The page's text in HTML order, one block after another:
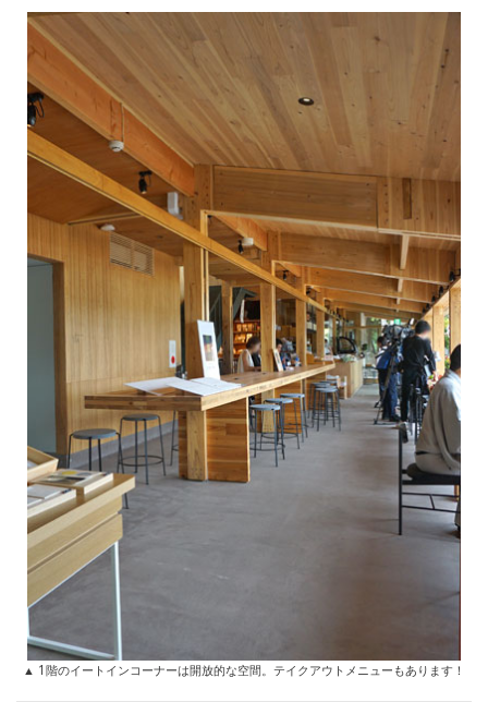
▲ 1階のイートインコーナーは開放的な空間。テイクアウトメニューもあります！